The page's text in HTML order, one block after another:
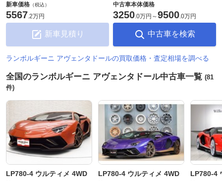
新車価格 （税込）
5567.2万円
新車見積り
中古車本体価格
3250.0万円 ～9500.0万円
中古車を検索
ランボルギーニ アヴェンタドールの買取価格・査定相場を調べる
全国のランボルギーニ アヴェンタドール中古車一覧 (81
件)
LP780-4 ウルティメ 4WD LP780-4 ウルティメ 4WD LP780-4